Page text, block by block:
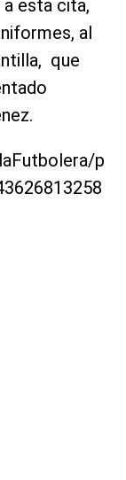
a esta cita,
al
que
p